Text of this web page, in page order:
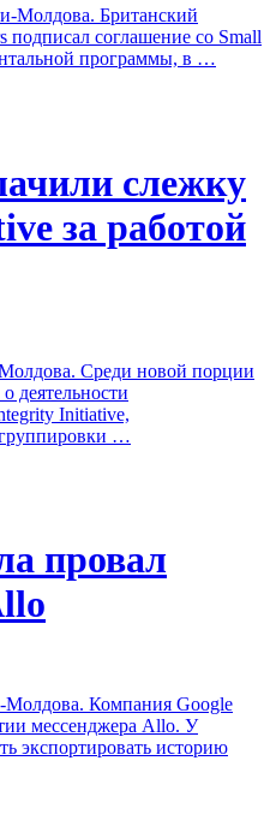
Британский
подписал соглашение со Small
программы, в …
слежку
за работой
Среди новой порции
деятельности
Initiative,
…
провал
Компания Google
мессенджера Allo. У
экспортировать историю